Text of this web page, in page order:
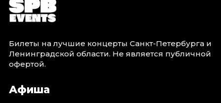
Билеты на лучшие концерты Санкт-Петербурга и
Ленинградской области. Не является публичной
офертой.
Афиша